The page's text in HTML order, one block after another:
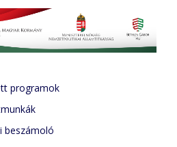
programok
beszámoló